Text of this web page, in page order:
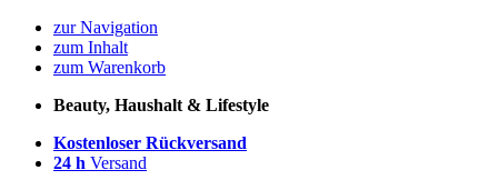
zur Navigation
zum Inhalt
zum Warenkorb
Beauty, Haushalt & Lifestyle
Kostenloser Rückversand
24 h Versand